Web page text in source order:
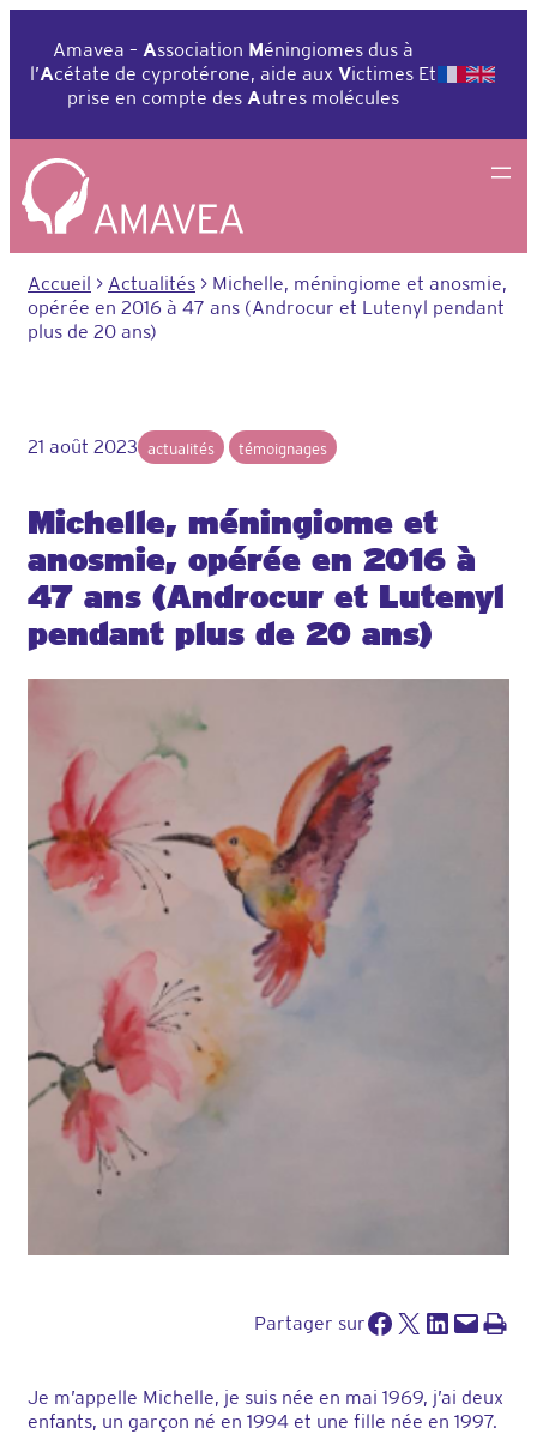
contenu
Amavea – Association Méningiomes dus à
l’Acétate de cyprotérone, aide aux Victimes Et
prise en compte des Autres molécules
Accueil > Actualités > Michelle, méningiome et anosmie,
opérée en 2016 à 47 ans (Androcur et Lutenyl pendant
plus de 20 ans)
21 août 2023 actualités témoignages
Michelle, méningiome et
anosmie, opérée en 2016 à
47 ans (Androcur et Lutenyl
pendant plus de 20 ans)
Partager surPartager sur Facebook
Partager sur X Partager sur LinkedIn
Envoyer cette page par e-mailImprimer cette
Je m’appelle Michelle, je suis née en mai 1969, j’ai deux
enfants, un garçon né en 1994 et une fille née en 1997.